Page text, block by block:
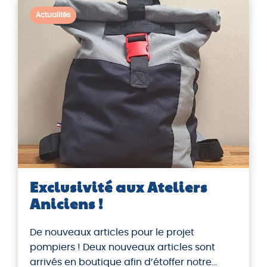
Actualités
Exclusivité aux Ateliers
Aniciens !
De nouveaux articles pour le projet
pompiers ! Deux nouveaux articles sont
arrivés en boutique afin d’étoffer notre